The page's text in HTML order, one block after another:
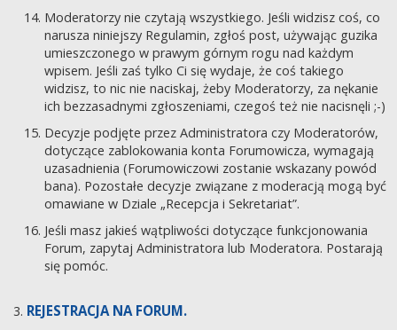
Moderatorzy nie czytają wszystkiego. Jeśli widzisz coś, co
narusza niniejszy Regulamin, zgłoś post, używając guzika
umieszczonego w prawym górnym rogu nad każdym
wpisem. Jeśli zaś tylko Ci się wydaje, że coś takiego
widzisz, to nic nie naciskaj, żeby Moderatorzy, za nękanie
ich bezzasadnymi zgłoszeniami, czegoś też nie nacisnęli ;-)
Decyzje podjęte przez Administratora czy Moderatorów,
dotyczące zablokowania konta Forumowicza, wymagają
uzasadnienia (Forumowiczowi zostanie wskazany powód
bana). Pozostałe decyzje związane z moderacją mogą być
omawiane w Dziale „Recepcja i Sekretariat”.
Jeśli masz jakieś wątpliwości dotyczące funkcjonowania
Forum, zapytaj Administratora lub Moderatora. Postarają
się pomóc.
REJESTRACJA NA FORUM.